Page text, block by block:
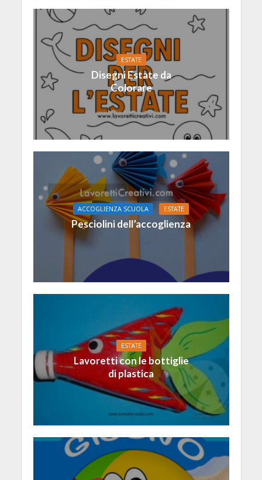
ESTATE
Disegni Estate da
Colorare
ACCOGLIENZA SCUOLA ESTATE
Pesciolini dell’accoglienza
ESTATE
Lavoretti con le bottiglie
di plastica